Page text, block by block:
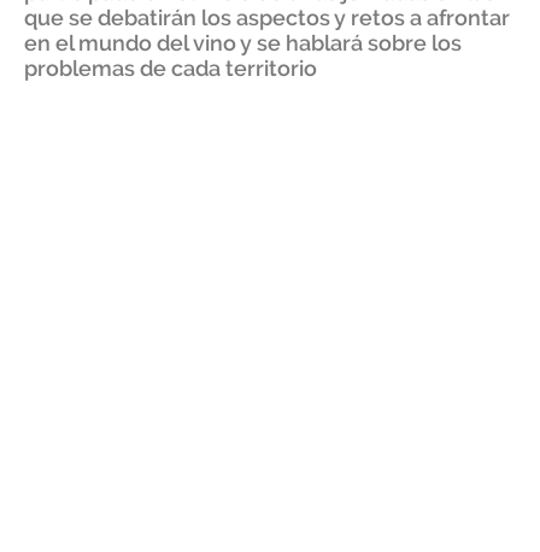
que se debatirán los aspectos y retos a afrontar
en el mundo del vino y se hablará sobre los
problemas de cada territorio